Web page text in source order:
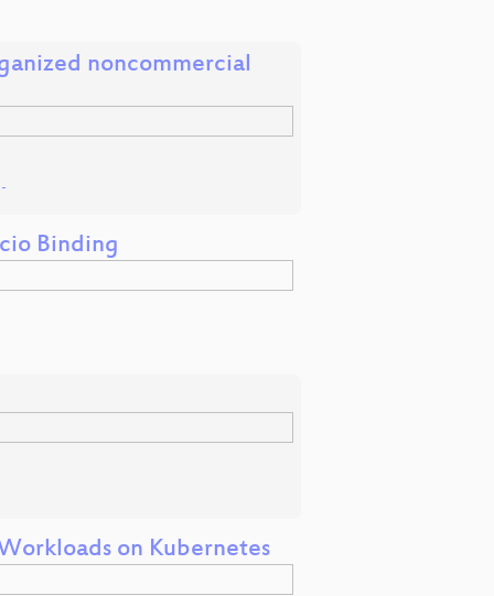
noncommercial
-
Binding
on Kubernetes